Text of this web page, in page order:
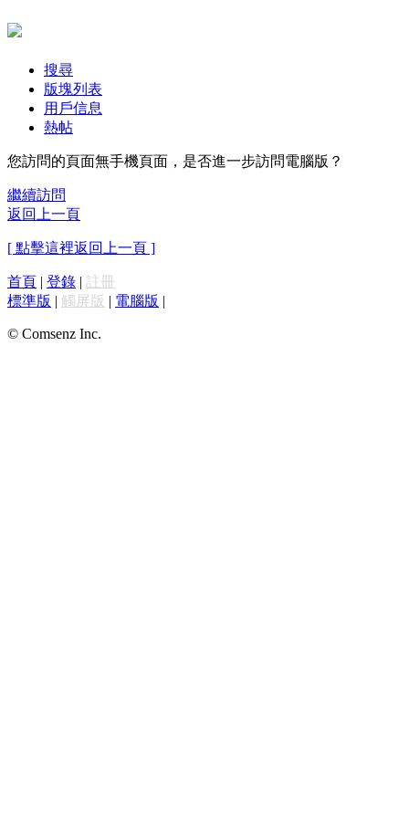
搜尋
版塊列表
用戶信息
熱帖
您訪問的頁面無手機頁面，是否進一步訪問電腦版？
繼續訪問
返回上一頁
[ 點擊這裡返回上一頁 ]
首頁 | 登錄 | 註冊
標準版 | 觸屏版 | 電腦版 |
© Comsenz Inc.